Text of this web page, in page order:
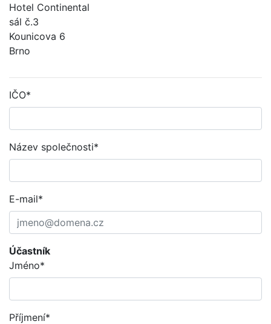
Hotel Continental
sál č.3
Kounicova 6
Brno
IČO*
Název společnosti*
E-mail*
Účastník
Jméno*
Příjmení*